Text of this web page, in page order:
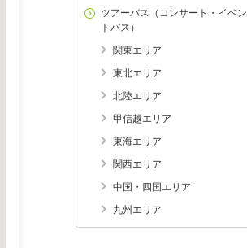
ツアーバス（コンサート・イベン
トバス）
関東エリア
東北エリア
北陸エリア
甲信越エリア
東海エリア
関西エリア
中国・四国エリア
九州エリア